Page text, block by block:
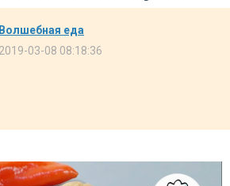
Волшебная еда
2019-03-08 08:18:36